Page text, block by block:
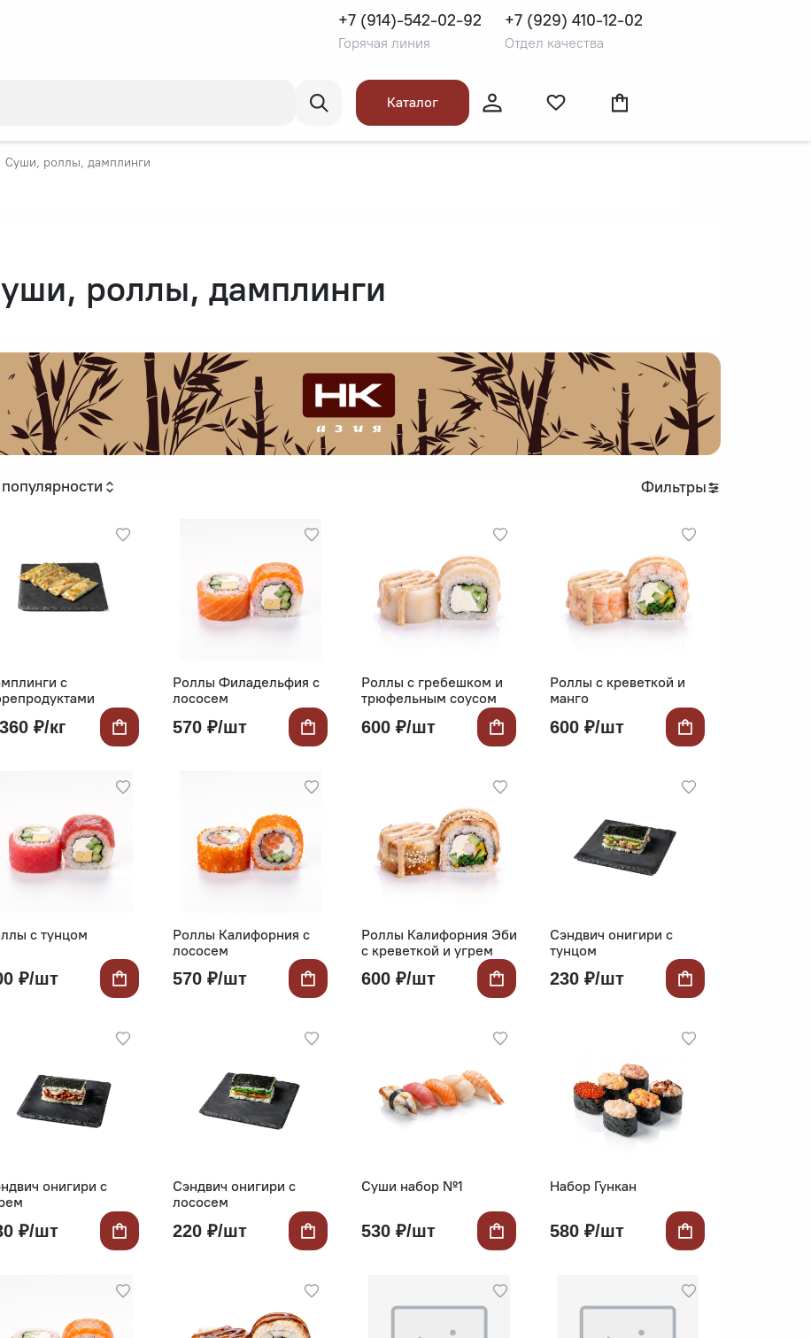
+7 (914)-542-02-92 +7 (929) 410-12-02
Каталог
Суши, роллы, дамплинги
роллы, дамплинги
Фильтры
с
₽/кг
Роллы Филадельфия с
лососем
570 ₽/шт
Роллы с гребешком и
трюфельным соусом
600 ₽/шт
Роллы с креветкой и
манго
600 ₽/шт
с тунцом
₽/шт
Роллы Калифорния с
лососем
570 ₽/шт
Роллы Калифорния Эби
с креветкой и угрем
600 ₽/шт
Сэндвич онигири с
тунцом
230 ₽/шт
онигири с
₽/шт
Сэндвич онигири с
лососем
220 ₽/шт
Суши набор №1
530 ₽/шт
Набор Гункан
580 ₽/шт